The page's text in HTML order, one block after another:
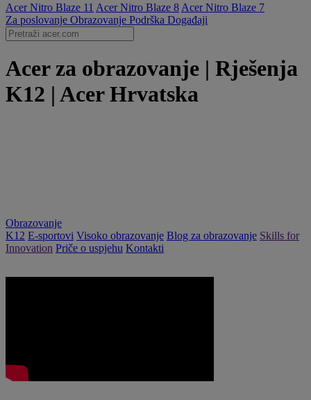
Acer Nitro Blaze 11 Acer Nitro Blaze 8 Acer Nitro Blaze 7
Za poslovanje Obrazovanje Podrška Događaji
Acer za obrazovanje | Rješenja
K12 | Acer Hrvatska
Obrazovanje
K12 E-sportovi Visoko obrazovanje Blog za obrazovanje Skills for
Innovation Priče o uspjehu Kontakti